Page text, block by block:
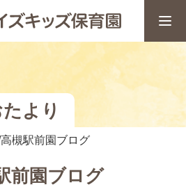
より
高槻駅前園ブログ
前園ブログ